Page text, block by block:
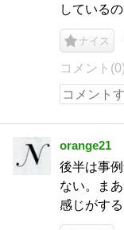
している
ナイス
コメント(0)
orange21
後半は事
ない。ま
感じがする